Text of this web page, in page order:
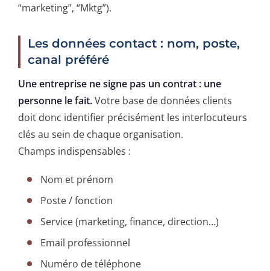
“marketing”, “Mktg”).
Les données contact : nom, poste,
canal préféré
Une entreprise ne signe pas un contrat : une
personne le fait.Votre base de données clients
doit donc identifier précisément les interlocuteurs
clés au sein de chaque organisation.
Champs indispensables :
Nom et prénom
Poste / fonction
Service (marketing, finance, direction…)
Email professionnel
Numéro de téléphone